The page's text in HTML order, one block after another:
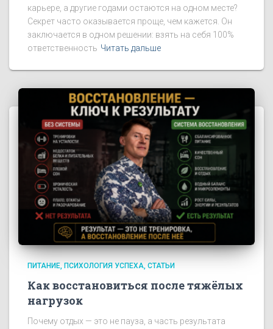
карьере, а другие годами остаются на одном месте?
Секрет часто оказывается проще, чем кажется. Он
заключается в одном решении: взять на себя 100%
ответственность Читать дальше
ПИТАНИЕ ПСИХОЛОГИЯ УСПЕХА СТАТЬИ
Как восстановиться после тяжёлых
нагрузок
Почему отдых — это не пауза, а часть результата